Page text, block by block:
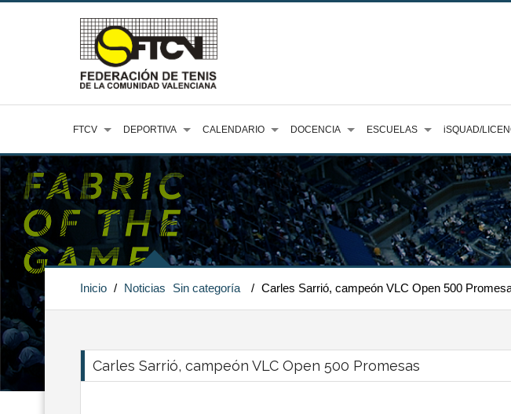
FTCV DEPORTIVA CALENDARIO DOCENCIA ESCUELAS iSQUAD/
Inicio / Noticias Sin categoría / Carles Sarrió, campeón VLC Open 500
Carles Sarrió, campeón VLC Open 500 Promesas